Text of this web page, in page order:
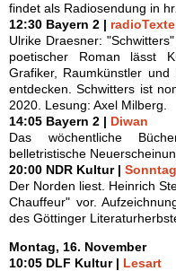
findet als Radiosendung in
12:30 Bayern 2 |
Ulrike Draesner:
poetischer Roman lässt
Grafiker, Raumkünstler
entdecken. Schwitters ist
2020. Lesung: Axel Milberg.
14:05 Bayern 2 | Diwan
Das wöchentliche
belletristische
20:00 NDR Kultur |
Der Norden liest. Heinrich
Chauffeur" vor.
des Göttinger
Montag, 16. November
10:05 DLF Kultur | Lesart